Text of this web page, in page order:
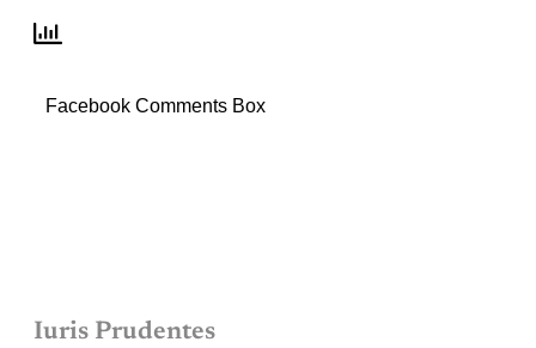
Facebook Comments Box
Iuris Prudentes